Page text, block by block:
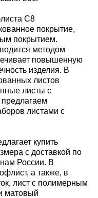
С8
покрытие,
покрытием.
методом
повышенную
изделия. В
листов
листы с
листами с
купить
с доставкой по
России. В
а также, в
лист с полимерным
матовый